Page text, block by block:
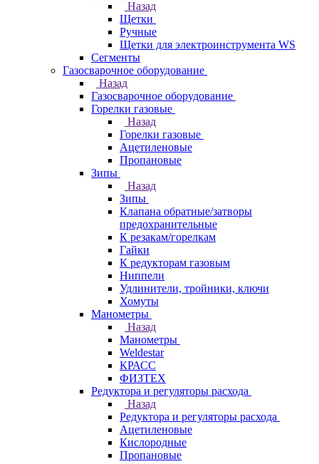
Назад
Щетки
Ручные
Щетки для электроинструмента WS
Сегменты
Газосварочное оборудование
Назад
Газосварочное оборудование
Горелки газовые
Назад
Горелки газовые
Ацетиленовые
Пропановые
Зипы
Назад
Зипы
Клапана обратные/затворы
предохранительные
К резакам/горелкам
Гайки
К редукторам газовым
Ниппели
Удлинители, тройники, ключи
Хомуты
Манометры
Назад
Манометры
Weldestar
КРАСС
ФИЗТЕХ
Редуктора и регуляторы расхода
Назад
Редуктора и регуляторы расхода
Ацетиленовые
Кислородные
Пропановые